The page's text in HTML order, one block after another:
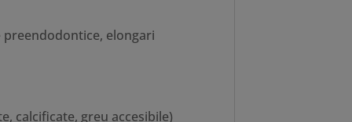
elongari
calcificate, greu accesibile)